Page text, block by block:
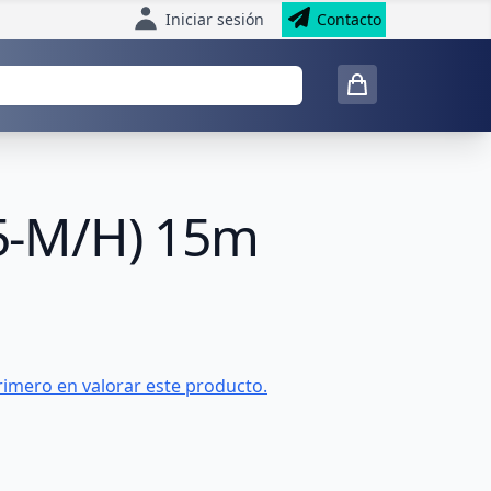
Iniciar sesión Contacto
M/H) 15m
en valorar este producto.